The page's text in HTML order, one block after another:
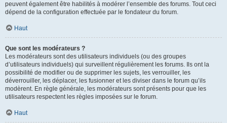
peuvent également être habilités à modérer l’ensemble des forums. Tout ceci
dépend de la configuration effectuée par le fondateur du forum.
Haut
Que sont les modérateurs ?
Les modérateurs sont des utilisateurs individuels (ou des groupes
d’utilisateurs individuels) qui surveillent régulièrement les forums. Ils ont la
possibilité de modifier ou de supprimer les sujets, les verrouiller, les
déverrouiller, les déplacer, les fusionner et les diviser dans le forum qu’ils
modèrent. En règle générale, les modérateurs sont présents pour que les
utilisateurs respectent les règles imposées sur le forum.
Haut